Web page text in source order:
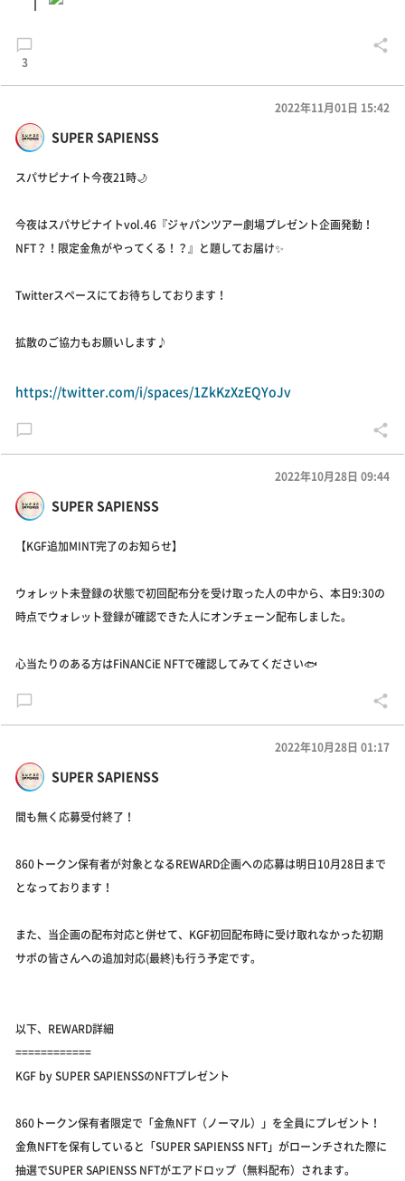
3
SUPER SAPIENSS
2022年11月01日 15:42
スパサピナイト今夜21時🌙
今夜はスパサピナイトvol.46『ジャパンツアー劇場プレゼント企画発動！
NFT？！限定金魚がやってくる！？』と題してお届け✨
Twitterスペースにてお待ちしております！
拡散のご協力もお願いします♪
https://twitter.com/i/spaces/1ZkKzXzEQYoJv
SUPER SAPIENSS
2022年10月28日 09:44
【KGF追加MINT完了のお知らせ】
ウォレット未登録の状態で初回配布分を受け取った人の中から、本日9:30の
時点でウォレット登録が確認できた人にオンチェーン配布しました。
心当たりのある方はFiNANCiE NFTで確認してみてください🐟
SUPER SAPIENSS
2022年10月28日 01:17
間も無く応募受付終了！
860トークン保有者が対象となるREWARD企画への応募は明日10月28日まで
となっております！
また、当企画の配布対応と併せて、KGF初回配布時に受け取れなかった初期
サポの皆さんへの追加対応(最終)も行う予定です。
以下、REWARD詳細
============
KGF by SUPER SAPIENSSのNFTプレゼント
860トークン保有者限定で「金魚NFT（ノーマル）」を全員にプレゼント！
金魚NFTを保有していると「SUPER SAPIENSS NFT」がローンチされた際に
抽選でSUPER SAPIENSS NFTがエアドロップ（無料配布）されます。